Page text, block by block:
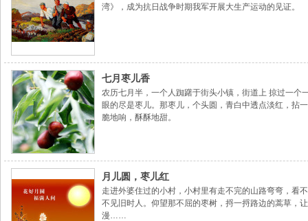
湾》，成为抗日战争时期我军开展大生产运动的见证。
七月枣儿香
农历七月半，一个人踟躇于街头小镇，街道上 掠过一个
眼的尽是枣儿。那枣儿，个头圆，青白中透点淡红，拈
脆地响，酥酥地甜。
月儿圆，枣儿红
走进外婆住过的小村，小村里有走不完的山路弯弯，看
不见旧时人。仰望那不屈的枣树，捋一捋路边的蒿草，
漫……